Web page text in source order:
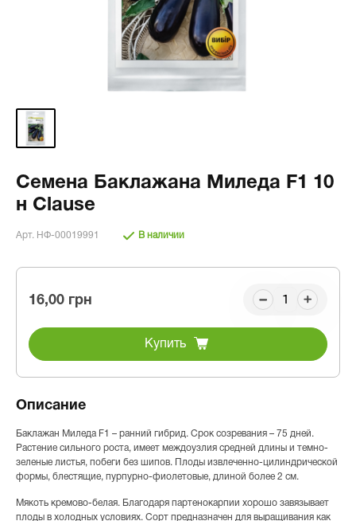
Семена Баклажана Миледа F1 10
н Clause
Арт. НФ-00019991 В наличии
16,00 грн
Купить
Описание
Баклажан Миледа F1 – ранний гибрид. Срок созревания – 75 дней.
Растение сильного роста, имеет междоузлия средней длины и темно-
зеленые листья, побеги без шипов. Плоды извлеченно-цилиндрической
формы, блестящие, пурпурно-фиолетовые, длиной более 2 см.
Мякоть кремово-белая. Благодаря партенокарпии хорошо завязывает
плоды в холодных условиях. Сорт предназначен для выращивания как